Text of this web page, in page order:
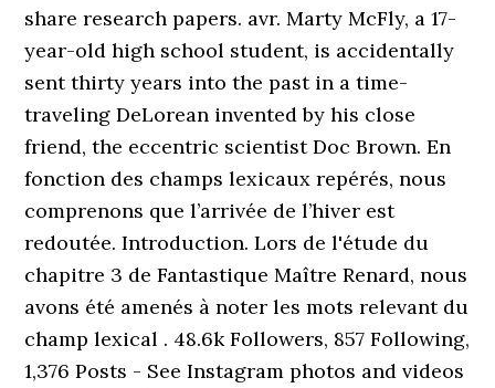
share research papers. avr. Marty McFly, a 17-
year-old high school student, is accidentally
sent thirty years into the past in a time-
traveling DeLorean invented by his close
friend, the eccentric scientist Doc Brown. En
fonction des champs lexicaux repérés, nous
comprenons que l’arrivée de l’hiver est
redoutée. Introduction. Lors de l'étude du
chapitre 3 de Fantastique Maître Renard, nous
avons été amenés à noter les mots relevant du
champ lexical . 48.6k Followers, 857 Following,
1,376 Posts - See Instagram photos and videos